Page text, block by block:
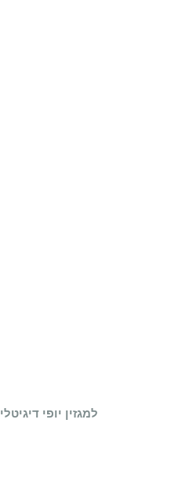
למגזין יופי דיגיטלי